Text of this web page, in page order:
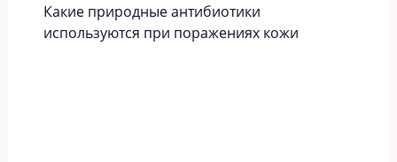
Какие природные антибиотики
используются при поражениях кожи